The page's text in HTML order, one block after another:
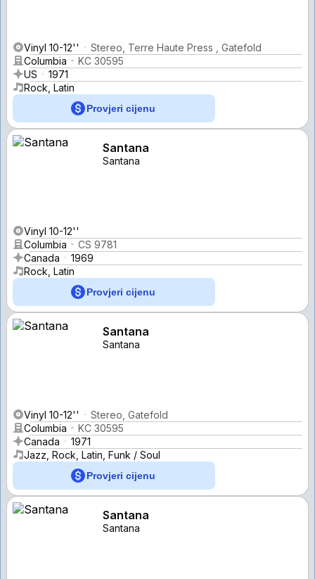
Vinyl 10-12''
Stereo, Terre Haute Press , Gatefold
Columbia
KC 30595
US
1971
Rock, Latin
Provjeri cijenu
Santana
Santana
Vinyl 10-12''
Columbia
CS 9781
Canada
1969
Rock, Latin
Provjeri cijenu
Santana
Santana
Vinyl 10-12''
Stereo, Gatefold
Columbia
KC 30595
Canada
1971
Jazz, Rock, Latin, Funk / Soul
Provjeri cijenu
Santana
Santana